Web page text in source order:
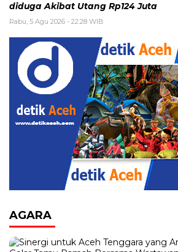
diduga Akibat Utang Rp124 Juta
Rabu, 5 Agu 2026 - 22:28 WIB
AGARA